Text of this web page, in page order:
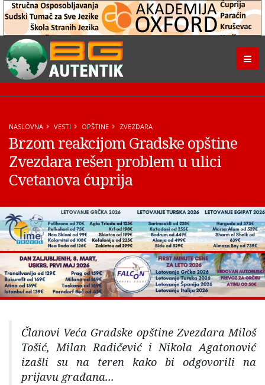
NASLOVNA VESTI OPŠTINE ZVEZDARA
Brzom reakcijom Gradske opštine
Zvezdara rešen problem u ulici
Cvetanova ćuprija
Članovi Veća Gradske opštine Zvezdara Miloš
Tošić, Milan Radičević i Nikola Agatonović
izašli su na teren kako bi odgovorili na
prijavu građana...